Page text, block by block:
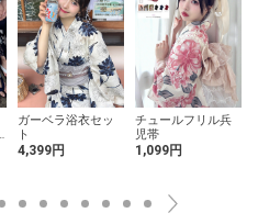
ガーベラ浴衣セッ
ト
4,399円
チュールフリル兵
児帯
1,099円